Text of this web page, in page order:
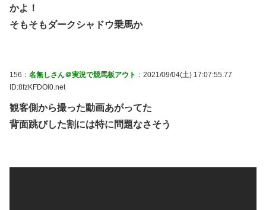
かよ！
そもそもダークシャドウ乗馬か
156： 名無しさん＠実況で競馬板アウト ：2021/09/04(土) 17:07:55.77
ID:8fzKFDOl0.net
観客側から撮った動画あがってた
背面跳びした割には特に問題なさそう